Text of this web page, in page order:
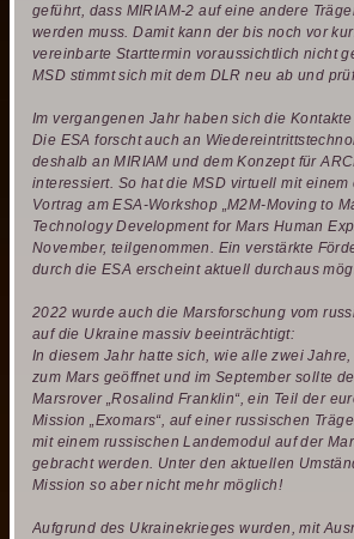
geführt, dass MIRIAM-2 auf eine andere
werden muss. Damit kann der bis noch vor
vereinbarte Starttermin voraussichtlich nicht
MSD stimmt sich mit dem DLR neu ab und
Im vergangenen Jahr haben sich die
Die ESA forscht auch an
deshalb an MIRIAM und dem Konzept für
interessiert. So hat die MSD virtuell mit einem
Vortrag am ESA-Workshop „M2M-Moving to
Technology Development for Mars Human
November, teilgenommen. Ein verstärkte
durch die ESA erscheint aktuell durchaus
2022 wurde auch die Marsforschung vom
auf die Ukraine massiv beeinträchtigt:
In diesem Jahr hatte sich, wie alle zwei Jahre,
zum Mars geöffnet und im September sollte
Marsrover „Rosalind Franklin“, ein Teil der
Mission „Exomars“, auf einer russischen
mit einem russischen Landemodul auf der
gebracht werden. Unter den aktuellen
Mission so aber nicht mehr möglich!
Aufgrund des Ukrainekrieges wurden, mit